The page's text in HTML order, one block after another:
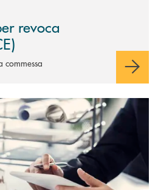
revoca
commessa
Crediti dell’esportatore (SACE)